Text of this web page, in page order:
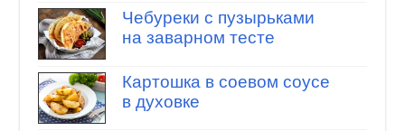
Чебуреки с пузырьками
на заварном тесте
Картошка в соевом соусе
в духовке